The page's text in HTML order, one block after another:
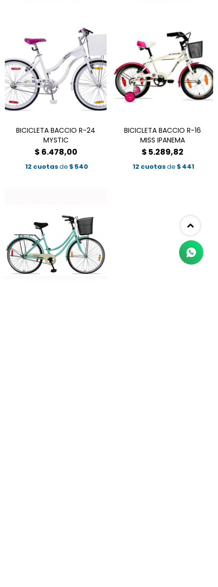
BICICLETA BACCIO R-24
MYSTIC
$ 6.478,00
12 cuotasde $ 540
BICICLETA BACCIO R-16
MISS IPANEMA
$ 5.289,82
12 cuotasde $ 441